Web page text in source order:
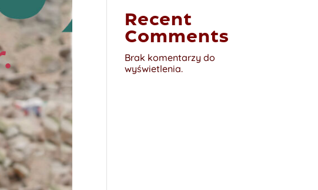
Recent
Comments
Brak komentarzy do
wyświetlenia.